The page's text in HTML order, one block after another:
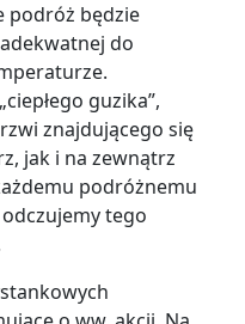
podróż będzie
do
guzika”,
znajdującego się
jak i na zewnątrz
podróżnemu
tego